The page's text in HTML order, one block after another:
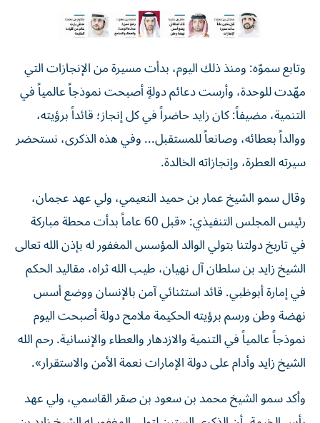
وتابع سموّه: ومنذ ذلك اليوم، بدأت مسيرة من الإنجازات التي
مهّدت للوحدة، وأرست دعائم دولةٍ أصبحت نموذجاً عالمياً في
التنمية، مضيفاً: كان زايد حاضراً في كل إنجاز؛ قائداً برؤيته،
ووالداً بعطائه، وصانعاً للمستقبل... وفي هذه الذكرى، نستحضر
سيرته العطرة، وإنجازاته الخالدة.
وقال سمو الشيخ عمار بن حميد النعيمي، ولي عهد عجمان،
رئيس المجلس التنفيذي: «قبل 60 عاماً بدأت محطة مباركة
في تاريخ دولتنا بتولي الوالد المؤسس المغفور له بإذن الله تعالى
الشيخ زايد بن سلطان آل نهيان، طيب الله ثراه، مقاليد الحكم
في إمارة أبوظبي. قائد استثنائي آمن بالإنسان ووضع أسس
نهضة وطن ورسم برؤيته الحكيمة ملامح دولة أصبحت اليوم
نموذجاً عالمياً في التنمية والازدهار والعطاء والإنسانية. رحم الله
الشيخ زايد وأدام على دولة الإمارات نعمة الأمن والاستقرار».
وأكد سمو الشيخ محمد بن سعود بن صقر القاسمي، ولي عهد